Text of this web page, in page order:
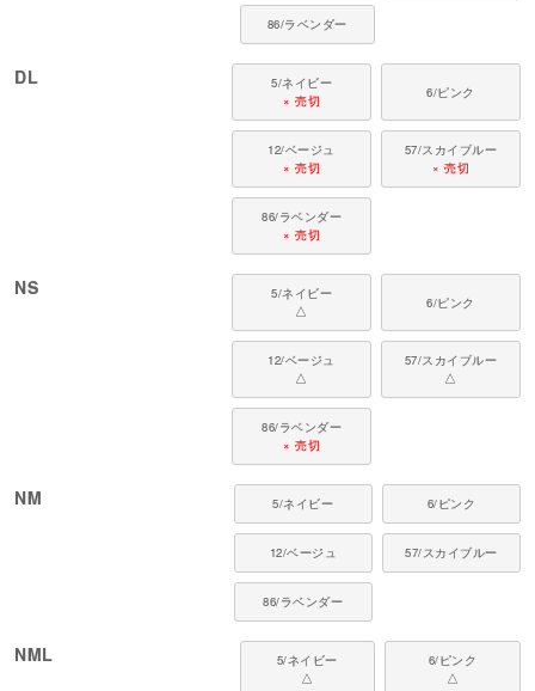
86/ラベンダー
DL
5/ネイビー
× 売切
6/ピンク
12/ベージュ
× 売切
57/スカイブルー
× 売切
86/ラベンダー
× 売切
NS
5/ネイビー
△
6/ピンク
12/ベージュ
△
57/スカイブルー
△
86/ラベンダー
× 売切
NM 5/ネイビー 6/ピンク
12/ベージュ 57/スカイブルー
86/ラベンダー
NML
5/ネイビー
△
6/ピンク
△